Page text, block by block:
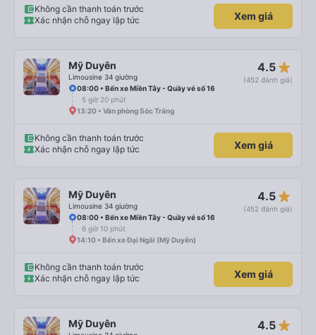
Không cần thanh toán trước
Xác nhận chỗ ngay lập tức
Xem giá
Mỹ Duyên
Limousine 34 giường
4.5 star_rate
(452 đánh giá)
08:00 • Bến xe Miền Tây - Quầy vé số 16
5 giờ 20 phút
13:20 • Văn phòng Sóc Trăng
Không cần thanh toán trước
Xác nhận chỗ ngay lập tức
Xem giá
Mỹ Duyên
Limousine 34 giường
4.5 star_rate
(452 đánh giá)
08:00 • Bến xe Miền Tây - Quầy vé số 16
6 giờ 10 phút
14:10 • Bến xe Đại Ngãi (Mỹ Duyên)
Không cần thanh toán trước
Xác nhận chỗ ngay lập tức
Xem giá
Mỹ Duyên 4.5 star_rate